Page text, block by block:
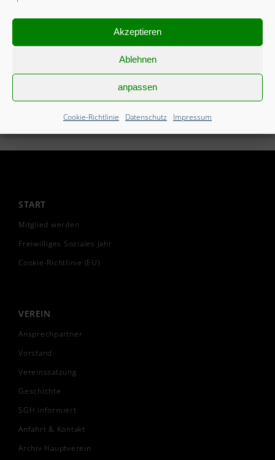
Akzeptieren
Ablehnen
anpassen
Cookie-Richtlinie Datenschutz Impressum
START
Mitglied werden
Freiwilliges Soziales Jahr
Cookie-Richtlinie (EU)
VEREIN
Ansprechpartner
Vorstand
Vereinssatzung
Geschichte
SGH informiert
Anfahrt & Kontakt
Archiv Hauptverein